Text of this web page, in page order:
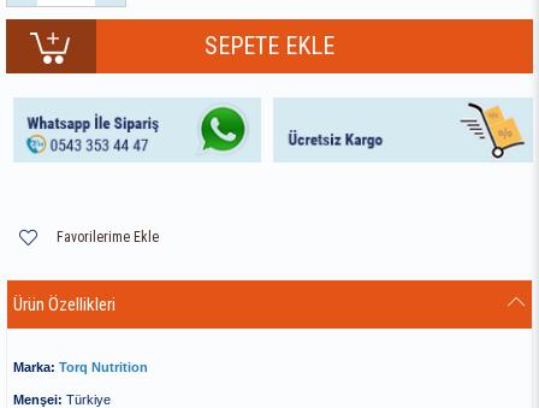
Favorilerime Ekle
Ürün Özellikleri
Marka: Torq Nutrition
Menşei: Türkiye